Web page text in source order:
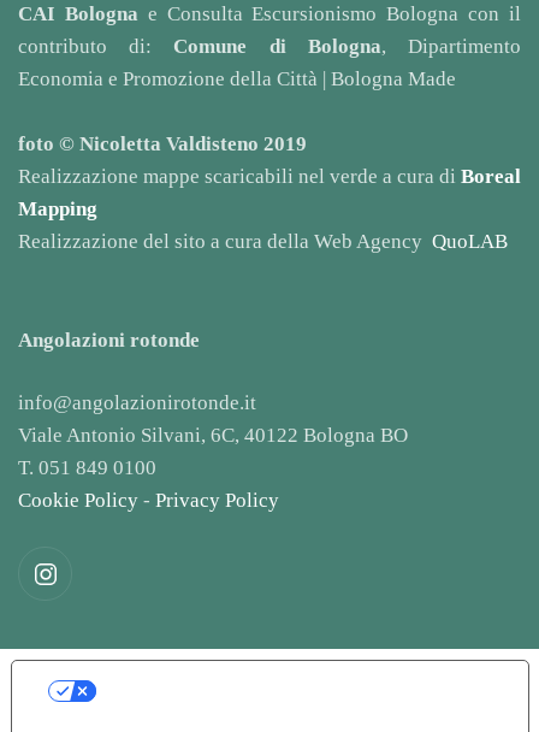
CAI Bologna e Consulta Escursionismo Bologna con il
contributo di: Comune di Bologna, Dipartimento
Economia e Promozione della Città | Bologna Made
foto © Nicoletta Valdisteno 2019
Realizzazione mappe scaricabili nel verde a cura di Boreal
Mapping
Realizzazione del sito a cura della Web Agency QuoLAB
Angolazioni rotonde
info@angolazionirotonde.it
Viale Antonio Silvani, 6C, 40122 Bologna BO
T. 051 849 0100
Cookie Policy - Privacy Policy